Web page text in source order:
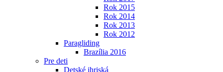
Rok 2015
Rok 2014
Rok 2013
Rok 2012
Paragliding
Brazília 2016
Pre deti
Detské ihriská